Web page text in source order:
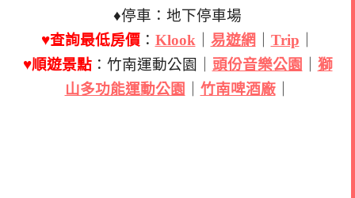
♦停車：地下停車場
♥查詢最低房價 ： Klook 易遊網 Trip
♥順遊景點：竹南運動公園｜ 頭份音樂公園
獅
山多功能運動公園
竹南啤酒廠｜